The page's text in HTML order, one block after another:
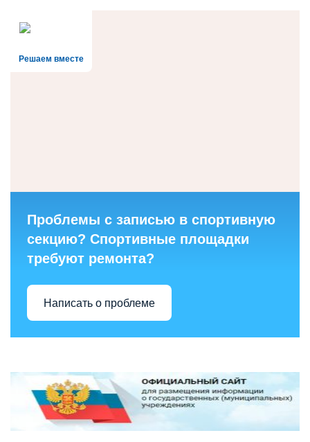
Решаем вместе
Проблемы с записью в спортивную
секцию? Спортивные площадки
требуют ремонта?
Написать о проблеме